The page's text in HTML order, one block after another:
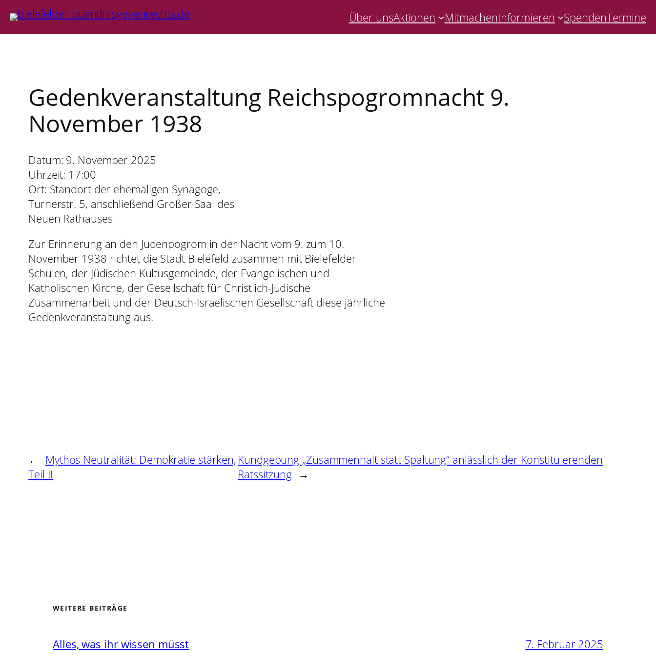
Über unsAktionen MitmachenInformieren SpendenTermine
Gedenkveranstaltung Reichspogromnacht 9.
November 1938
Datum: 9. November 2025
Uhrzeit: 17:00
Ort: Standort der ehemaligen Synagoge,
Turnerstr. 5, anschließend Großer Saal des
Neuen Rathauses
Zur Erinnerung an den Judenpogrom in der Nacht vom 9. zum 10.
November 1938 richtet die Stadt Bielefeld zusammen mit Bielefelder
Schulen, der Jüdischen Kultusgemeinde, der Evangelischen und
Katholischen Kirche, der Gesellschaft für Christlich-Jüdische
Zusammenarbeit und der Deutsch-Israelischen Gesellschaft diese jährliche
Gedenkveranstaltung aus.
←
Mythos Neutralität: Demokratie stärken,
Teil II
Kundgebung „Zusammenhalt statt Spaltung“ anlässlich der Konstituierenden
Ratssitzung →
WEITERE BEITRÄGE
Alles, was ihr wissen müsst 7. Februar 2025